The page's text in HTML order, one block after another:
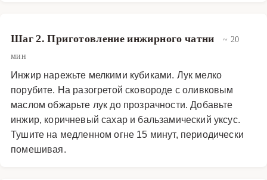
Закуски и салаты
Шаг 2. Приготовление инжирного чатни
~ 20
мин
Инжир нарежьте мелкими кубиками. Лук мелко
порубите. На разогретой сковороде с оливковым
маслом обжарьте лук до прозрачности. Добавьте
инжир, коричневый сахар и бальзамический уксус.
Тушите на медленном огне 15 минут, периодически
помешивая.